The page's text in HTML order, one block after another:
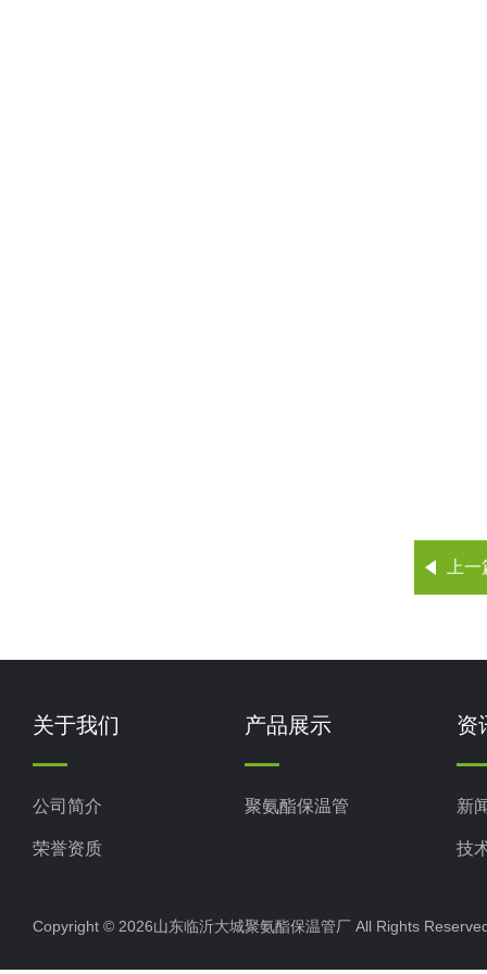
上
关于我们
公司简介
荣誉资质
产品展示
聚氨酯保温管
资
新
技
Copyright © 2026山东临沂大城聚氨酯保温管厂 All Rights